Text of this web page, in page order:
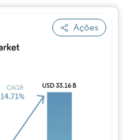
Ações